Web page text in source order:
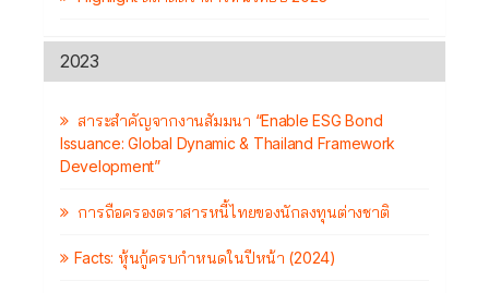
2023
สาระสำคัญจากงานสัมมนา “Enable ESG Bond
Issuance: Global Dynamic & Thailand Framework
Development”
การถือครองตราสารหนี้ไทยของนักลงทุนต่างชาติ
Facts: หุ้นกู้ครบกำหนดในปีหน้า (2024)